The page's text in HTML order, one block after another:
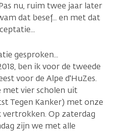
nu, ruim twee jaar later
dat besef... en met dat
gesproken...
ben ik voor de tweede
voor de Alpe d'HuZes.
met vier scholen uit
Tegen Kanker) met onze
Op zaterdag
zijn we met alle